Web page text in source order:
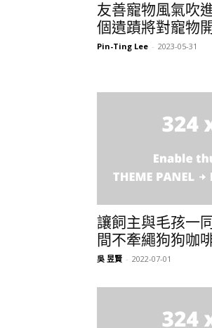
友善寵物風氣吹
個遺蹟將對寵物
Pin-Ting Lee - 2023-05-31
讓飼主與毛孩一
間不牽繩狗狗咖
吳 昱賢 - 2022-07-01